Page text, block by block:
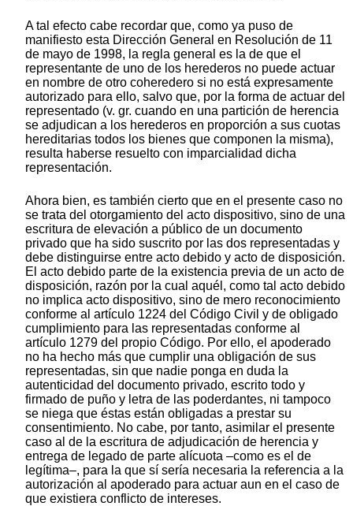
A tal efecto cabe recordar que, como ya puso de
manifiesto esta Dirección General en Resolución de 11
de mayo de 1998, la regla general es la de que el
representante de uno de los herederos no puede actuar
en nombre de otro coheredero si no está expresamente
autorizado para ello, salvo que, por la forma de actuar del
representado (v. gr. cuando en una partición de herencia
se adjudican a los herederos en proporción a sus cuotas
hereditarias todos los bienes que componen la misma),
resulta haberse resuelto con imparcialidad dicha
representación.
Ahora bien, es también cierto que en el presente caso no
se trata del otorgamiento del acto dispositivo, sino de una
escritura de elevación a público de un documento
privado que ha sido suscrito por las dos representadas y
debe distinguirse entre acto debido y acto de disposición.
El acto debido parte de la existencia previa de un acto de
disposición, razón por la cual aquél, como tal acto debido
no implica acto dispositivo, sino de mero reconocimiento
conforme al artículo 1224 del Código Civil y de obligado
cumplimiento para las representadas conforme al
artículo 1279 del propio Código. Por ello, el apoderado
no ha hecho más que cumplir una obligación de sus
representadas, sin que nadie ponga en duda la
autenticidad del documento privado, escrito todo y
firmado de puño y letra de las poderdantes, ni tampoco
se niega que éstas están obligadas a prestar su
consentimiento. No cabe, por tanto, asimilar el presente
caso al de la escritura de adjudicación de herencia y
entrega de legado de parte alícuota –como es el de
legítima–, para la que sí sería necesaria la referencia a la
autorización al apoderado para actuar aun en el caso de
que existiera conflicto de intereses.